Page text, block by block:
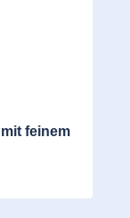
feinem